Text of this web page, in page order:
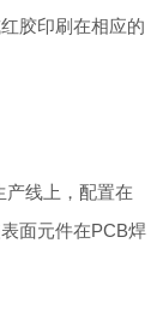
胶印刷在相应的
产线上，配置在
面元件在PCB焊